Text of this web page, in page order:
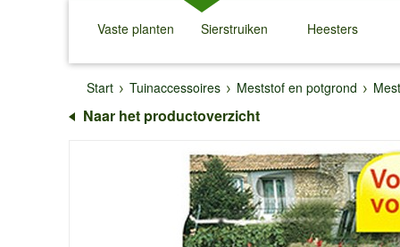
Vaste planten
↓
Sierstruiken
↓
Heesters
↓ ↓
Start
Tuinaccessoires Meststof en potgrond
Naar het productoverzicht